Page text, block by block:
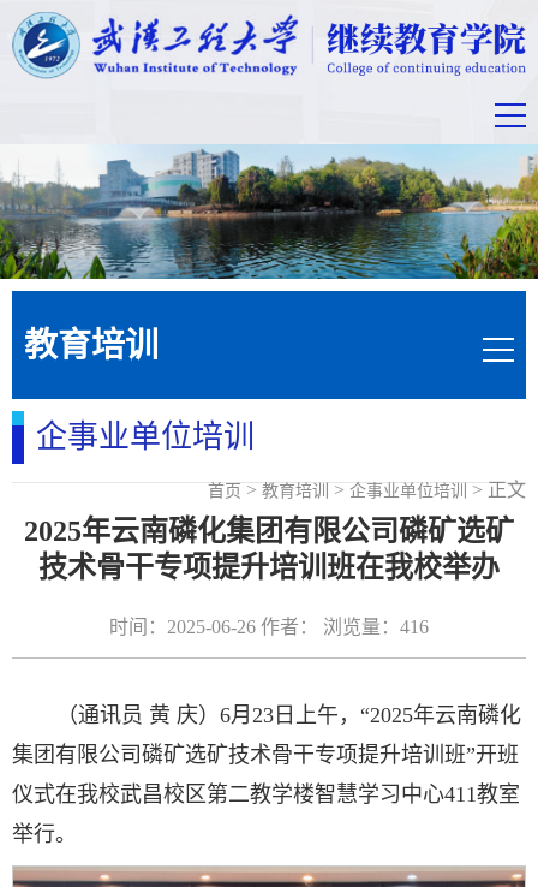
教育培训
企事业单位培训
首页>教育培训 >企事业单位培训 > 正文
2025年云南磷化集团有限公司磷矿选矿
技术骨干专项提升培训班在我校举办
时间：2025-06-26 作者： 浏览量： 416
（通讯员 黄 庆）6月23日上午，“2025年云南磷化
集团有限公司磷矿选矿技术骨干专项提升培训班”开班
仪式在我校武昌校区第二教学楼智慧学习中心411教室
举行。